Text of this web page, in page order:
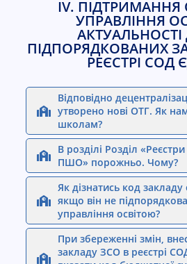
ІV.
УПРАВЛІННЯ
ПІДПОРЯДКОВАНИХ
РЕЄСТРІ СОД
Відповідно
утворено нові ОТГ. Як
школам?
В розділі Розділ
ПШО» порожньо. Чому?
Як дізнатись код
якщо він не
управління освітою?
При збереженні змін,
закладу ЗСО в реєстрі